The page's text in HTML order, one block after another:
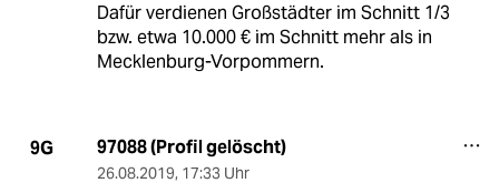
Dafür verdienen Großstädter im Schnitt 1/3
bzw. etwa 10.000 € im Schnitt mehr als in
Mecklenburg-Vorpommern.
9G 97088 (Profil gelöscht)
26.08.2019, 17:33 Uhr